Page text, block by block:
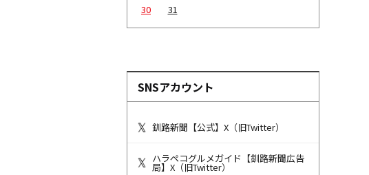
30
31
SNSアカウント
釧路新聞【公式】X（旧Twitter）
ハラペコグルメガイド【釧路新聞広告
局】X（旧Twitter）